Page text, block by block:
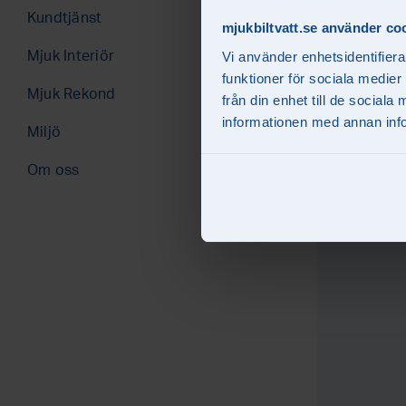
mjukbiltvatt.se använder
Vi använder
funktioner för sociala
från din enhet till de sociala
informationen med annan
Västerås (2)
Mjuk Interiör
Nöjda kunder
Kundtjänst
Mjuk Interiör
Mjuk Rekond
Miljö
Om oss